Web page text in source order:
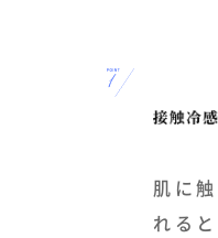
肌に触
れると